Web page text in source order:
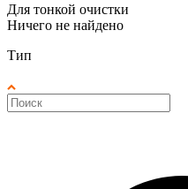
Для тонкой очистки
Ничего не найдено
Тип